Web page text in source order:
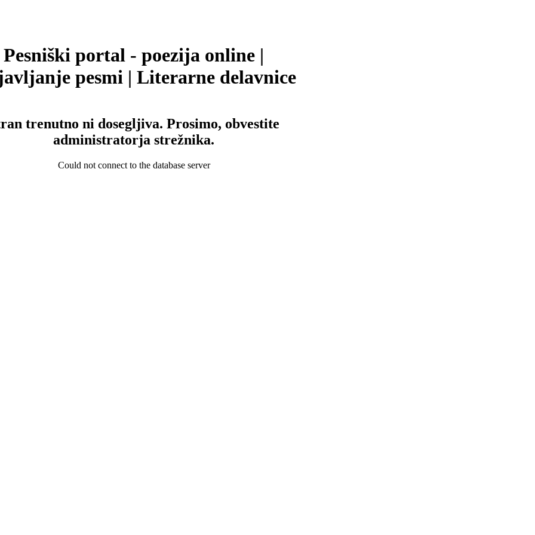
Pesniški portal - poezija online |
pesmi | Literarne delavnice
trenutno ni dosegljiva. Prosimo, obvestite
administratorja strežnika.
Could not connect to the database server